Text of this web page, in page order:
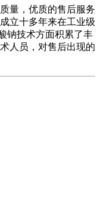
量，优质的售后服务
立十多年来在工业级
钠技术方面积累了丰
人员，对售后出现的